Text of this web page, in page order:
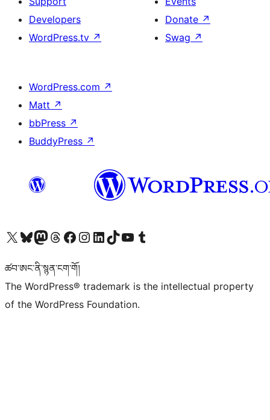
Developers
WordPress.tv ↗
Donate ↗
Swag ↗
WordPress.com ↗
Matt ↗
bbPress ↗
BuddyPress ↗
Visit our X (formerly Twitter) account
Visit our Bluesky account
Visit our Mastodon account
Visit our Threads account
Visit our Facebook page
Visit our Instagram account
Visit our LinkedIn account
Visit our TikTok account
Visit our YouTube channel
Visit our Tumblr account
ཚབ་ཨང་ནི་སྙན་ངག་གོ།
The WordPress® trademark is the intellectual property
of the WordPress Foundation.